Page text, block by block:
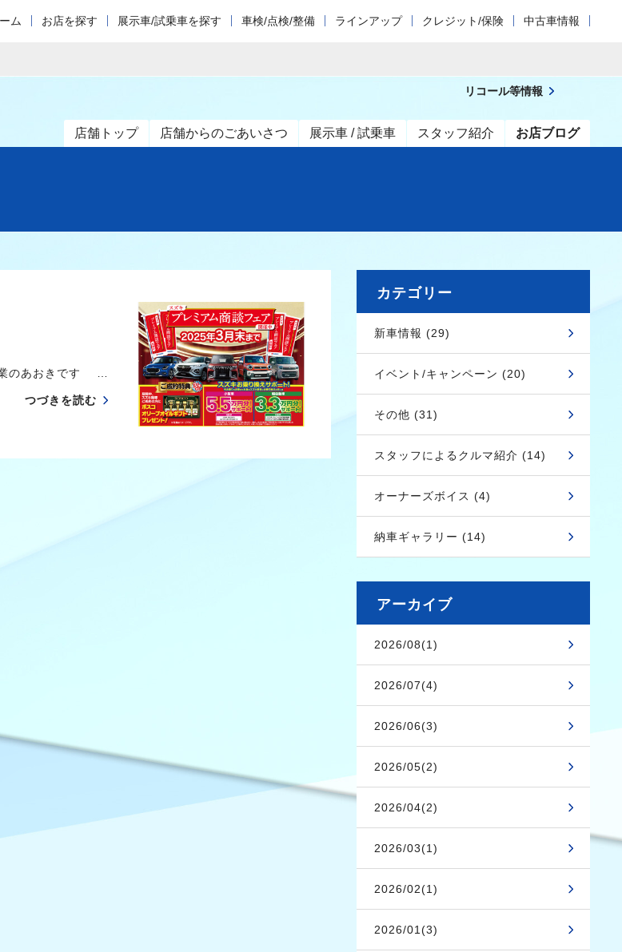
ム お店を探す 展示車/試乗車を探す 車検/点検/整備 ラインアップ クレジット/保険 中古車情報
店舗トップ 店舗からのごあいさつ 展示車 / 試乗車 スタッフ紹介 お店ブログ
リコール等情報
業のあおきです …
つづきを読む
カテゴリー
新車情報 (29)
イベント/キャンペーン (20)
その他 (31)
スタッフによるクルマ紹介 (14)
オーナーズボイス (4)
納車ギャラリー (14)
アーカイブ
2026/08(1)
2026/07(4)
2026/06(3)
2026/05(2)
2026/04(2)
2026/03(1)
2026/02(1)
2026/01(3)